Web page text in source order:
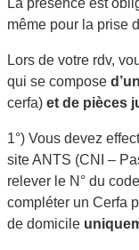
La présence est
même pour la prise
Lors de votre rdv,
qui se compose
cerfa) et de pièces
1°) Vous devez
site ANTS (CNI –
relever le N° du
compléter un Cerfa
de domicile